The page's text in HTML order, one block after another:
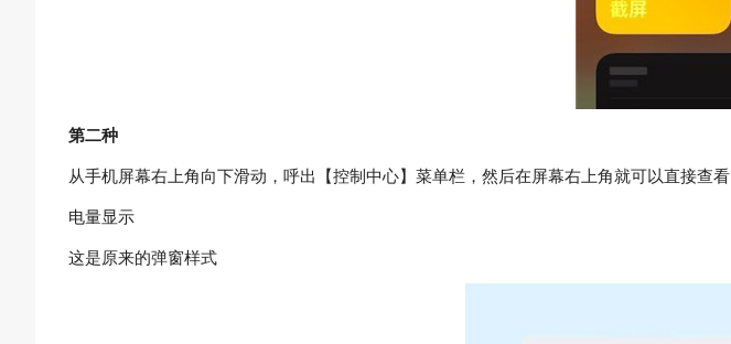
第二种
从手机屏幕右上角向下滑动，呼出【控制中心】菜单栏，然后在屏幕右上角就可以直接查看
电量显示
这是原来的弹窗样式